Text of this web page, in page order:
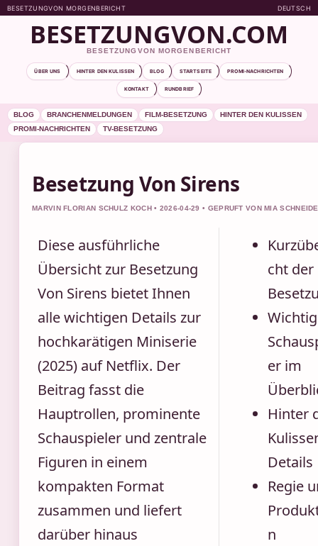
BESETZUNGVON MORGENBERICHT DEUTSCH
BESETZUNGVON.COM
BESETZUNGVON MORGENBERICHT
ÜBER UNS HINTER DEN KULISSEN BLOG STARTSEITE PROMI-NACHRICHTEN
KONTAKT RUNDBRIEF
BLOG BRANCHENMELDUNGEN FILM-BESETZUNG
HINTER DEN KULISSEN
PROMI-NACHRICHTEN
TV-BESETZUNG
Besetzung Von Sirens
MARVIN FLORIAN SCHULZ KOCH • 2026-04-29 • GEPRUFT VON MIA
Diese ausführliche
Übersicht zur Besetzung
Von Sirens bietet Ihnen
alle wichtigen Details zur
hochkarätigen Miniserie
(2025) auf Netflix. Der
Beitrag fasst die
Hauptrollen, prominente
Schauspieler und zentrale
Figuren in einem
kompakten Format
zusammen und liefert
darüber hinaus
cht der
er im
Hinter
Details
Regie
n